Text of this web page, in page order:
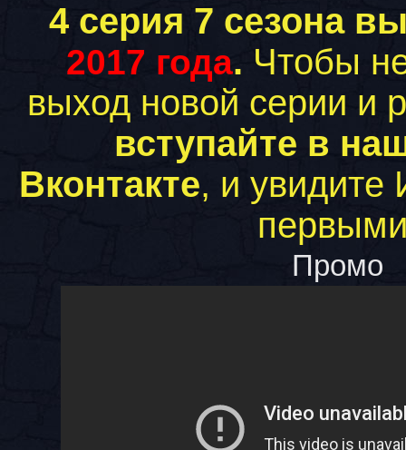
4 серия 7 сезона
2017 года. Чтобы
выход новой серии и
вступайте в
Вконтакте, и увидите
Промо